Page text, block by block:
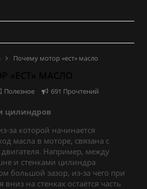
Почему мотор «ест» масло
Полезное 691 Прочтений
цилиндров
за которой начинается
масла в моторе, связана с
Например, между
и стенками цилиндра
большой зазор, из-за чего при
на стенках остаётся часть